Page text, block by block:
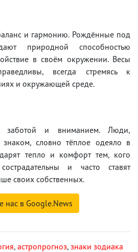
и гармонию. Рождённые под
природной способностью
в своём окружении. Весы
всегда стремясь к
и окружающей среде.
заботой и вниманием. Люди,
словно тёплое одеяло в
тепло и комфорт тем, кого
и часто ставят
своих собственных.
нас в Google.News
, астропрогноз, знаки зодиака